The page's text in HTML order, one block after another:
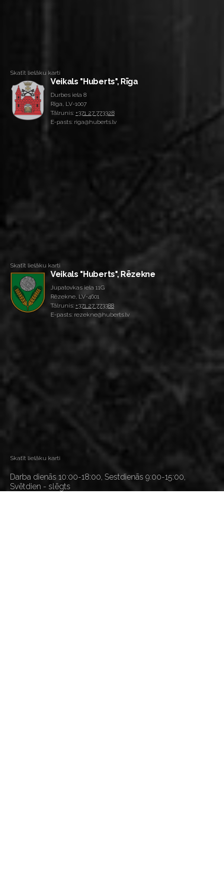
Skatīt lielāku karti
Veikals "Huberts", Rīga
Durbes iela 8
Rīga, LV-1007
Tālrunis: +371 27 773328
E-pasts: riga@huberts.lv
Skatīt lielāku karti
Veikals "Huberts", Rēzekne
Jupatovkas iela 11G
Rēzekne, LV-4601
Tālrunis: +371 27 773388
E-pasts: rezekne@huberts.lv
Skatīt lielāku karti
Darba dienās 10:00-18:00, Sestdienās 9:00-15:00,
Svētdien - slēgts